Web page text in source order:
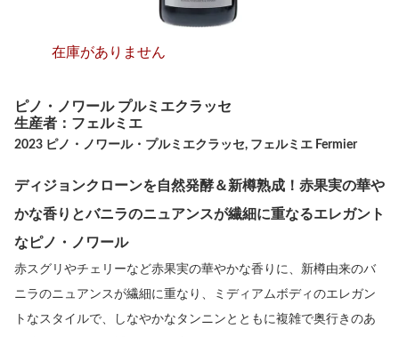
在庫がありません
ピノ・ノワール プルミエクラッセ
生産者：フェルミエ
2023 ピノ・ノワール・プルミエクラッセ, フェルミエ Fermier
ディジョンクローンを自然発酵＆新樽熟成！赤果実の華や
かな香りとバニラのニュアンスが繊細に重なるエレガント
なピノ・ノワール
赤スグリやチェリーなど赤果実の華やかな香りに、新樽由来のバ
ニラのニュアンスが繊細に重なり、ミディアムボディのエレガン
トなスタイルで、しなやかなタンニンとともに複雑で奥行きのあ